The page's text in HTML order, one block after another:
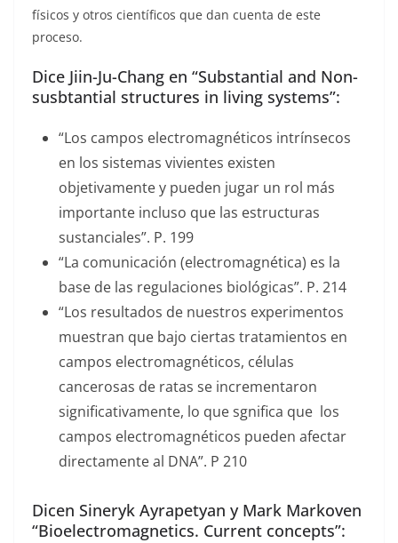
físicos y otros científicos que dan cuenta de este
proceso.
Dice Jiin-Ju-Chang en “Substantial and Non-
susbtantial structures in living systems”:
“Los campos electromagnéticos intrínsecos
en los sistemas vivientes existen
objetivamente y pueden jugar un rol más
importante incluso que las estructuras
sustanciales”. P. 199
“La comunicación (electromagnética) es la
base de las regulaciones biológicas”. P. 214
“Los resultados de nuestros experimentos
muestran que bajo ciertas tratamientos en
campos electromagnéticos, células
cancerosas de ratas se incrementaron
significativamente, lo que sgnifica que los
campos electromagnéticos pueden afectar
directamente al DNA”. P 210
Dicen Sineryk Ayrapetyan y Mark Markoven
“Bioelectromagnetics. Current concepts”: